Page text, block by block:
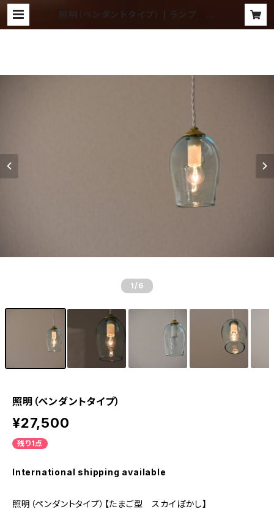
照明（ペンダントタイプ） | ランプ ～
1 /6
照明（ペンダントタイプ）
¥27,500
残り1点
International shipping available
照明（ペンダントタイプ）【たまご型 スカイぼかし】